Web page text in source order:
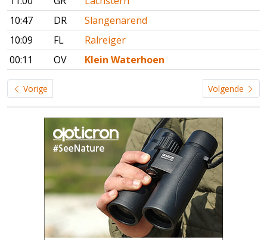
10:47
DR
Slangenarend
10:09
FL
Ralreiger
00:11
OV Klein Waterhoen
Vorige Volgende